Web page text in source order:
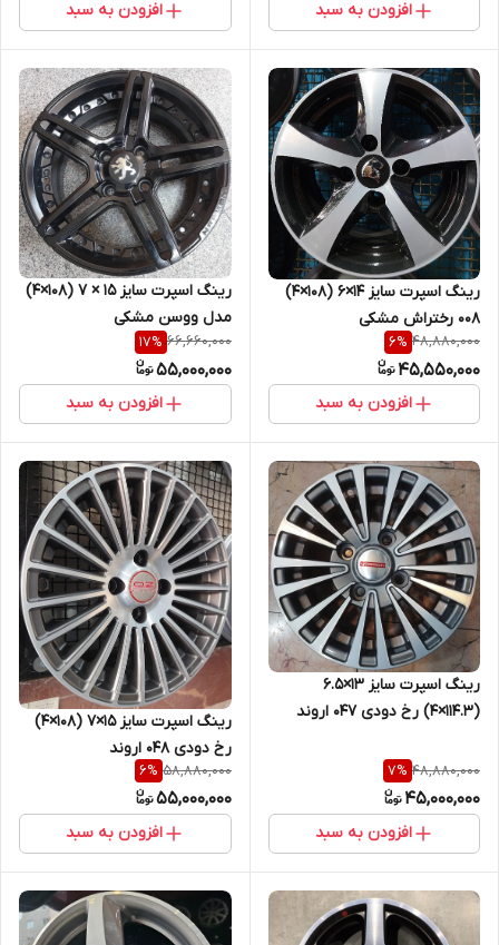
افزودن به سبد افزودن به سبد
رینگ اسپرت سایز ۱۴×۶ (۱۰۸×۴)
۰۰۸ رختراش مشکی
48,880,000
6%
45,550,000
افزودن به سبد
رینگ اسپرت سایز ۱۵ × ۷ (۱۰۸×۴)
مدل ووسن مشکی
66,660,000
17%
55,000,000
افزودن به سبد
رینگ اسپرت سایز ۱۳×۶.۵
(۱۱۴.۳×۴) رخ دودی ۰۴۷ اروند
48,880,000
7%
45,000,000
افزودن به سبد
رینگ اسپرت سایز ۱۵×۷ (۱۰۸×۴)
رخ دودی ۰۴۸ اروند
58,880,000
6%
55,000,000
افزودن به سبد